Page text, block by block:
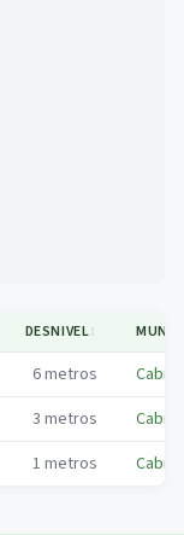
DESNIVEL↕
6metros
3 metros
1 metros